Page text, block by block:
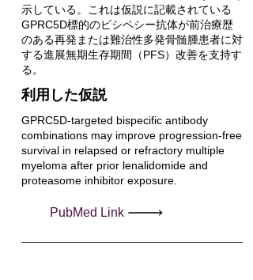
示している。これは仮説に記載されている
GPRC5D標的のビシペシー抗体が前治療歴
のある再発または難治性多発骨髄腫患者に対
する進展無期生存期間（PFS）改善を支持す
る。
利用した仮説
GPRC5D-targeted bispecific antibody
combinations may improve progression-free
survival in relapsed or refractory multiple
myeloma after prior lenalidomide and
proteasome inhibitor exposure.
PubMed Link